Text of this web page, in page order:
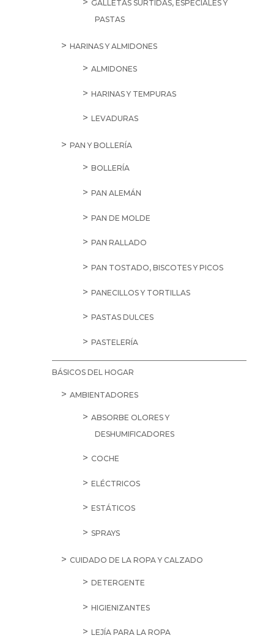
GALLETAS SURTIDAS, ESPECIALES Y
PASTAS
HARINAS Y ALMIDONES
ALMIDONES
HARINAS Y TEMPURAS
LEVADURAS
PAN Y BOLLERÍA
BOLLERÍA
PAN ALEMÁN
PAN DE MOLDE
PAN RALLADO
PAN TOSTADO, BISCOTES Y PICOS
PANECILLOS Y TORTILLAS
PASTAS DULCES
PASTELERÍA
BÁSICOS DEL HOGAR
AMBIENTADORES
ABSORBE OLORES Y
DESHUMIFICADORES
COCHE
ELÉCTRICOS
ESTÁTICOS
SPRAYS
CUIDADO DE LA ROPA Y CALZADO
DETERGENTE
HIGIENIZANTES
LEJÍA PARA LA ROPA